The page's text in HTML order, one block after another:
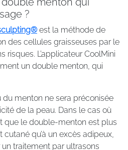
?
est la méthode de
des cellules graisseuses par le
risques. L’applicateur CoolMini
un double menton, qui
menton ne sera préconisée
de la peau. Dans le cas où
que le double-menton est plus
qu’à un excès adipeux,
traitement par ultrasons